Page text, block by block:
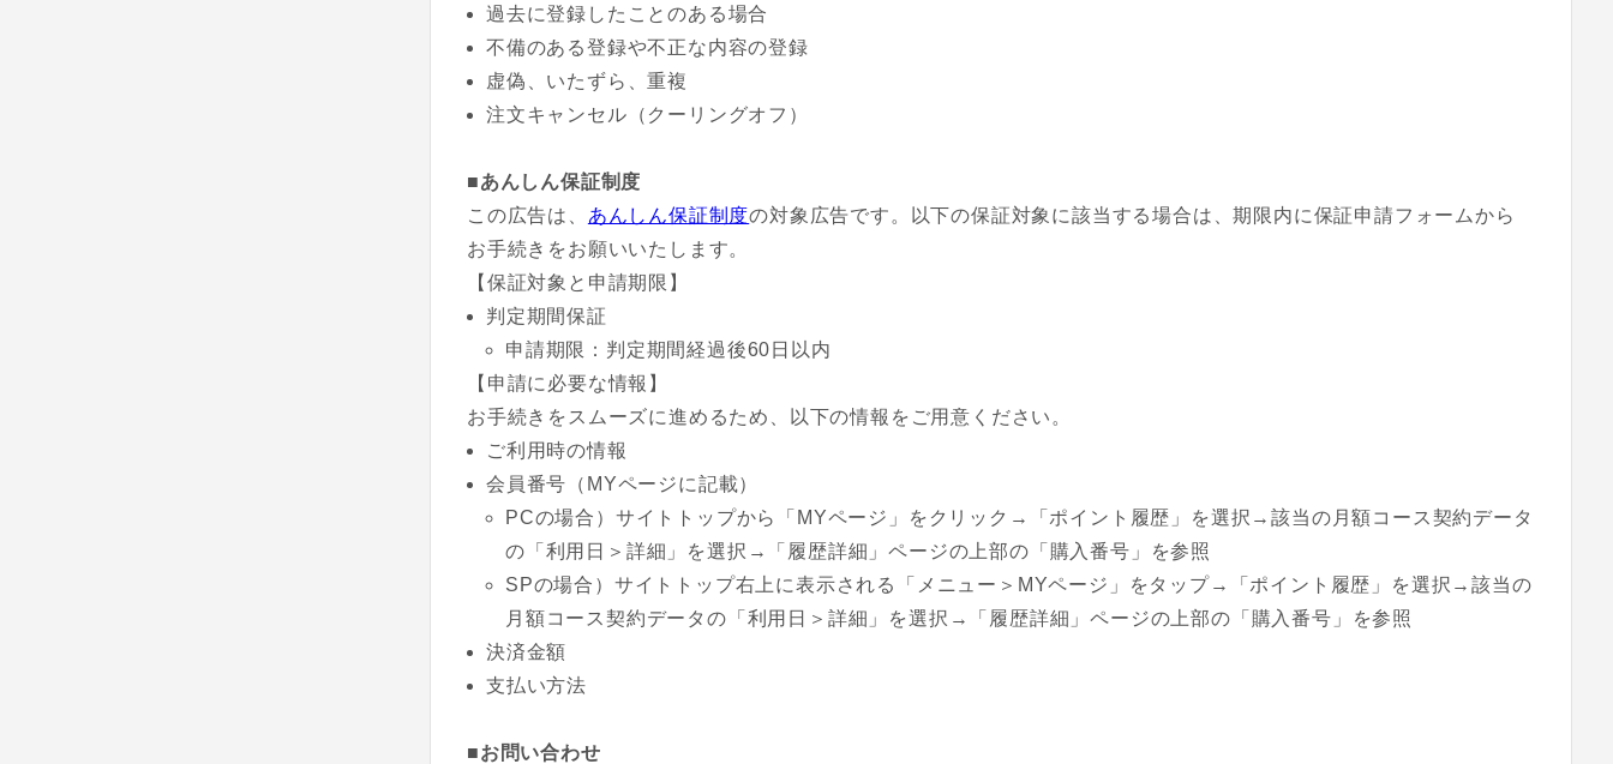
過去に登録したことのある場合
不備のある登録や不正な内容の登録
虚偽、いたずら、重複
注文キャンセル（クーリングオフ）
■あんしん保証制度
この広告は、 あんしん保証制度の対象広告です。以下の保証対象に該当する場合は、期限内に保証申請フォームから
お手続きをお願いいたします。
【保証対象と申請期限】
判定期間保証
申請期限：判定期間経過後60日以内
【申請に必要な情報】
お手続きをスムーズに進めるため、以下の情報をご用意ください。
ご利用時の情報
会員番号（MYページに記載）
PCの場合）サイトトップから「MYページ」をクリック→「ポイント履歴」を選択→該当の月額コース契約データ
の「利用日＞詳細」を選択→「履歴詳細」ページの上部の「購入番号」を参照
SPの場合）サイトトップ右上に表示される「メニュー＞MYページ」をタップ→「ポイント履歴」を選択→該当の
月額コース契約データの「利用日＞詳細」を選択→「履歴詳細」ページの上部の「購入番号」を参照
決済金額
支払い方法
■お問い合わせ